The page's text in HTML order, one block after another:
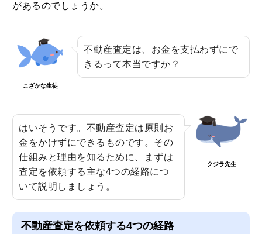
があるのでしょうか。
こざかな生徒
不動産査定は、お金を支払わずにで
きるって本当ですか？
はいそうです。不動産査定は原則お
金をかけずにできるものです。その
仕組みと理由を知るために、まずは
査定を依頼する主な4つの経路につ
いて説明しましょう。
クジラ先生
不動産査定を依頼する4つの経路